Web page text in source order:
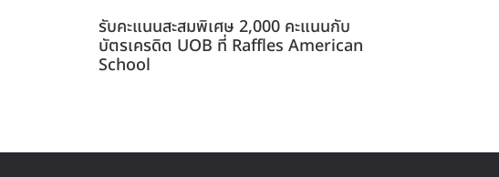
รับคะแนนสะสมพิเศษ 2,000 คะแนนกับ
บัตรเครดิต UOB ที่ Raffles American
School